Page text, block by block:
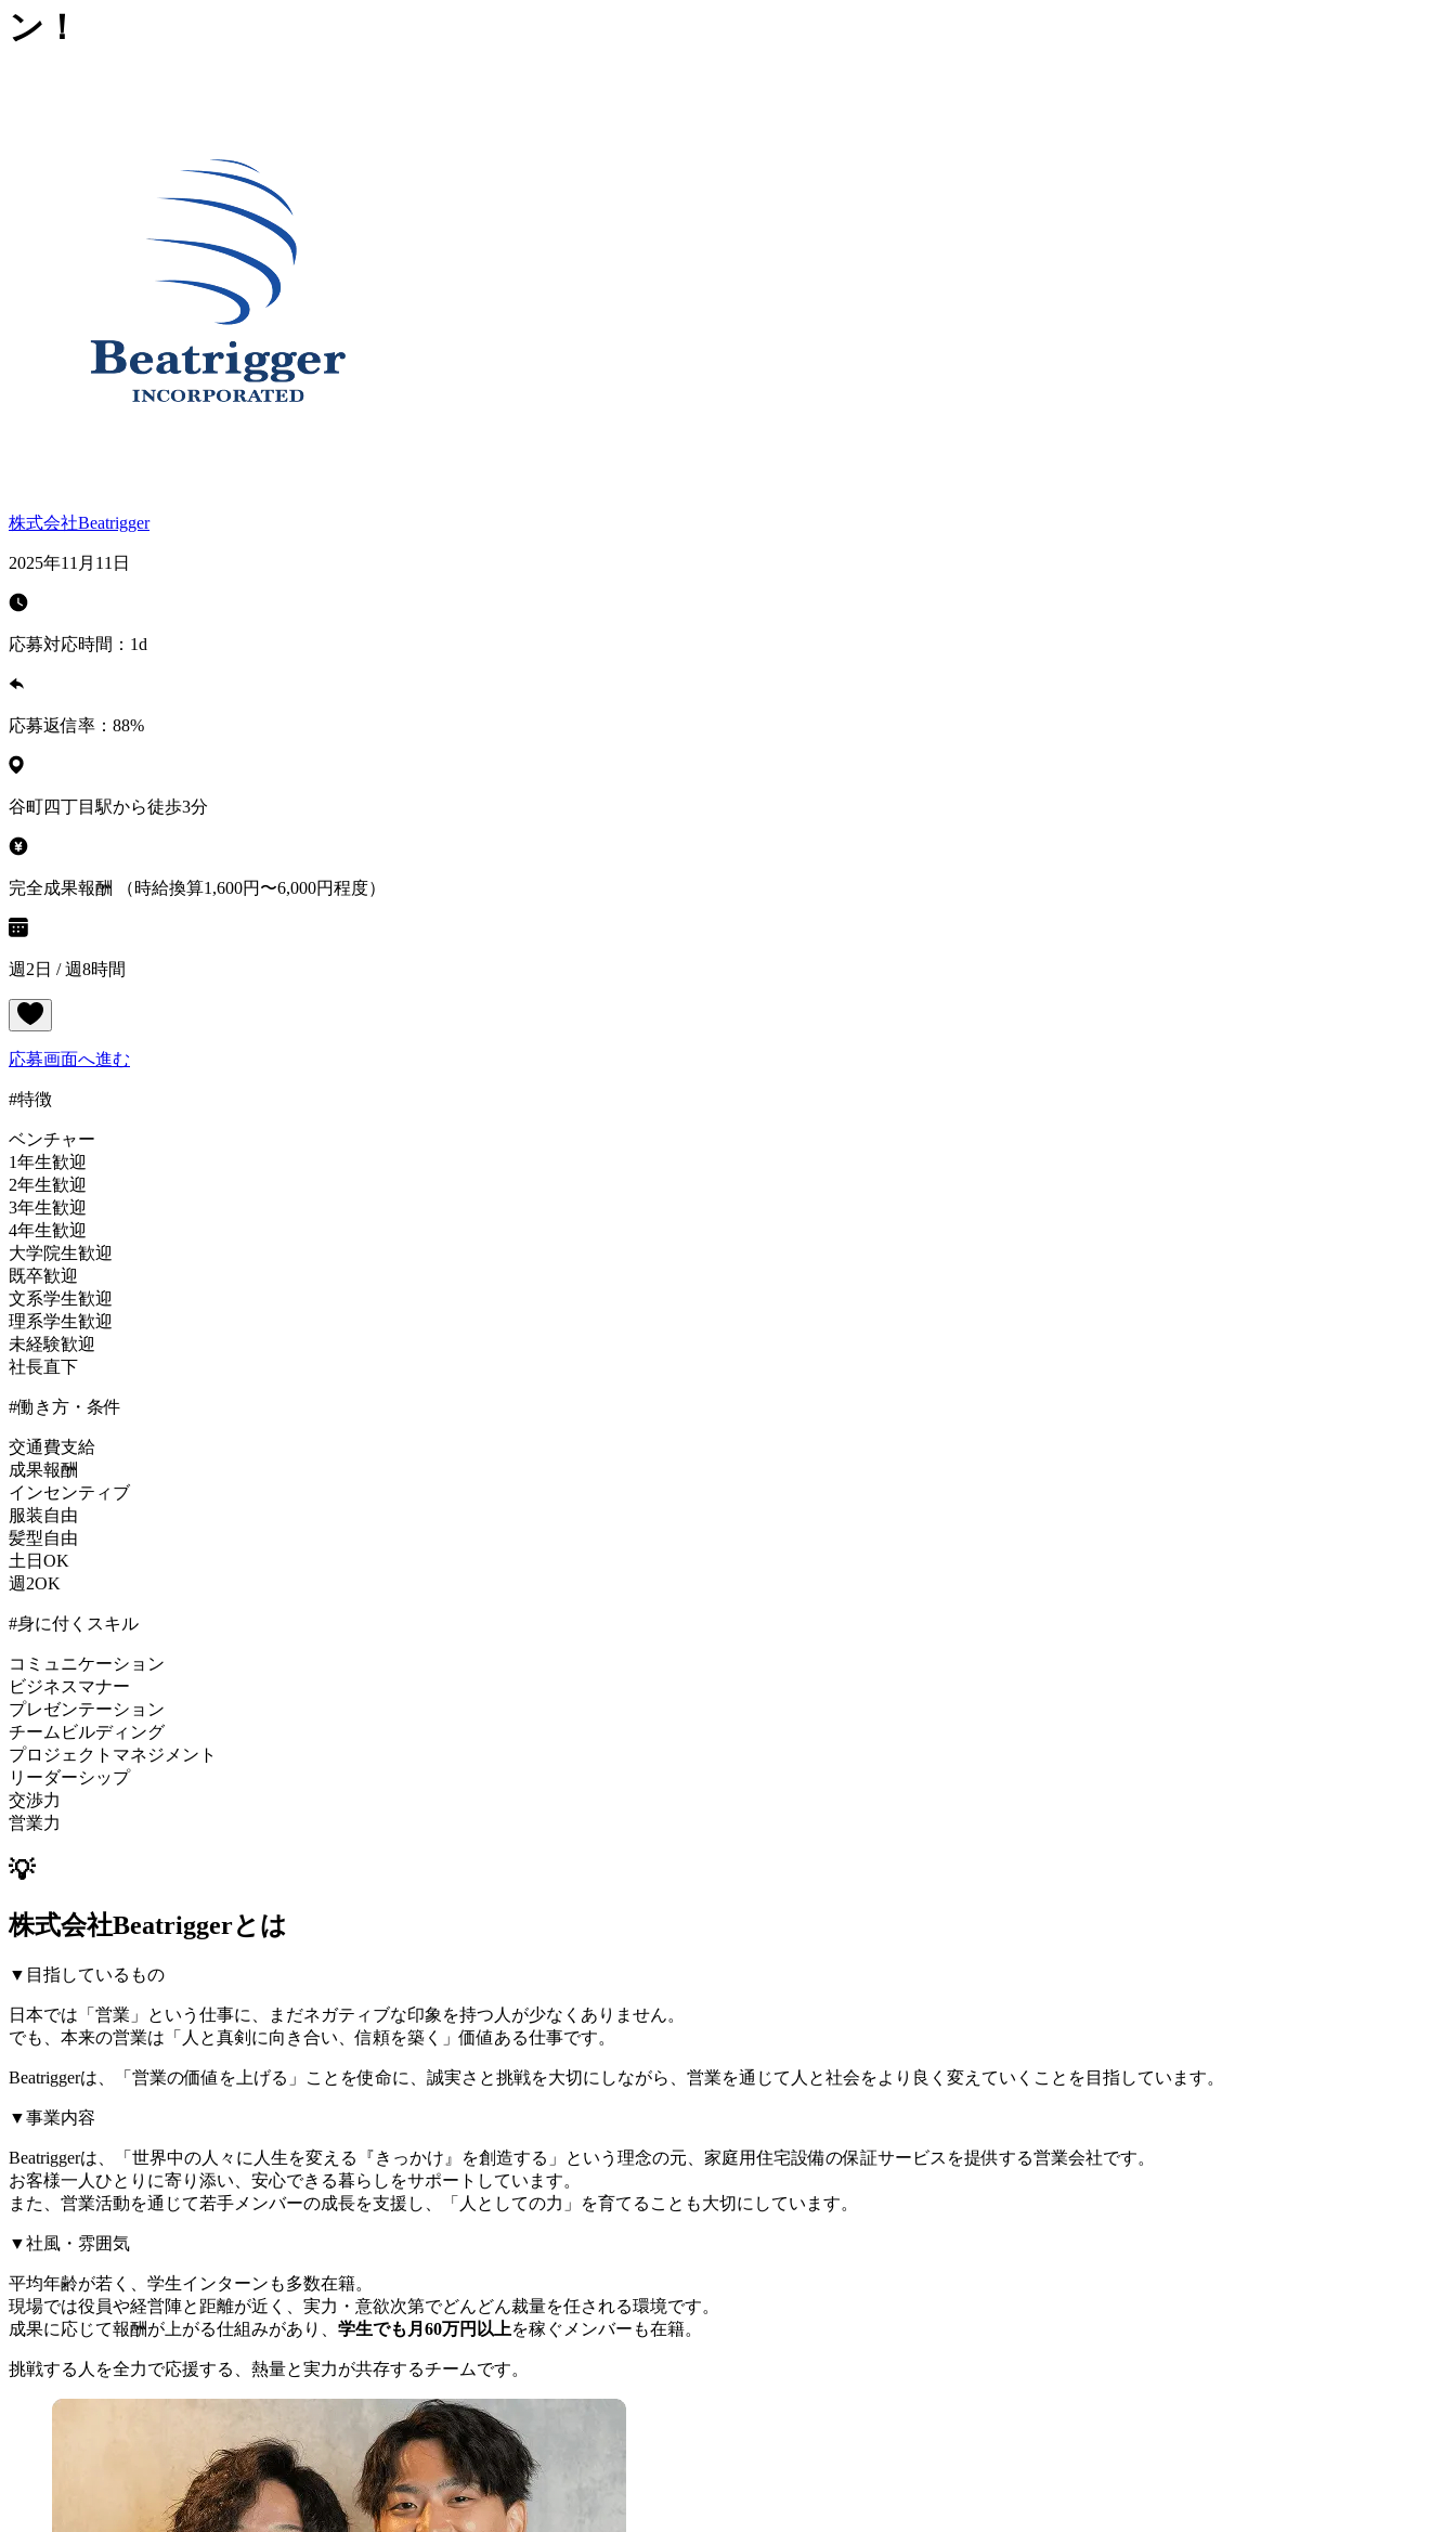
ン！
株式会社Beatrigger
2025年11月11日
応募対応時間： 1d
応募返信率： 88%
谷町四丁目駅から徒歩3分
完全成果報酬 （時給換算1,600円〜6,000円程度）
週2日 / 週8時間
応募画面へ進む
#特徴
ベンチャー
1年生歓迎
2年生歓迎
3年生歓迎
4年生歓迎
大学院生歓迎
既卒歓迎
文系学生歓迎
理系学生歓迎
未経験歓迎
社長直下
#働き方・条件
交通費支給
成果報酬
インセンティブ
服装自由
髪型自由
土日OK
週2OK
#身に付くスキル
コミュニケーション
ビジネスマナー
プレゼンテーション
チームビルディング
プロジェクトマネジメント
リーダーシップ
交渉力
営業力
💡
株式会社Beatriggerとは
▼目指しているもの
日本では「営業」という仕事に、まだネガティブな印象を持つ人が少なくありません。
でも、本来の営業は「人と真剣に向き合い、信頼を築く」価値ある仕事です。
Beatriggerは、「営業の価値を上げる」ことを使命に、誠実さと挑戦を大切にしながら、営業を通じて人と社会をより良く変えていくことを目指しています。
▼事業内容
Beatriggerは、「世界中の人々に人生を変える『きっかけ』を創造する」という理念の元、家庭用住宅設備の保証サービスを提供する営業会社です。
お客様一人ひとりに寄り添い、安心できる暮らしをサポートしています。
また、営業活動を通じて若手メンバーの成長を支援し、「人としての力」を育てることも大切にしています。
▼社風・雰囲気
平均年齢が若く、学生インターンも多数在籍。
現場では役員や経営陣と距離が近く、実力・意欲次第でどんどん裁量を任される環境です。
成果に応じて報酬が上がる仕組みがあり、 学生でも月60万円以上を稼ぐメンバーも在籍。
挑戦する人を全力で応援する、熱量と実力が共存するチームです。